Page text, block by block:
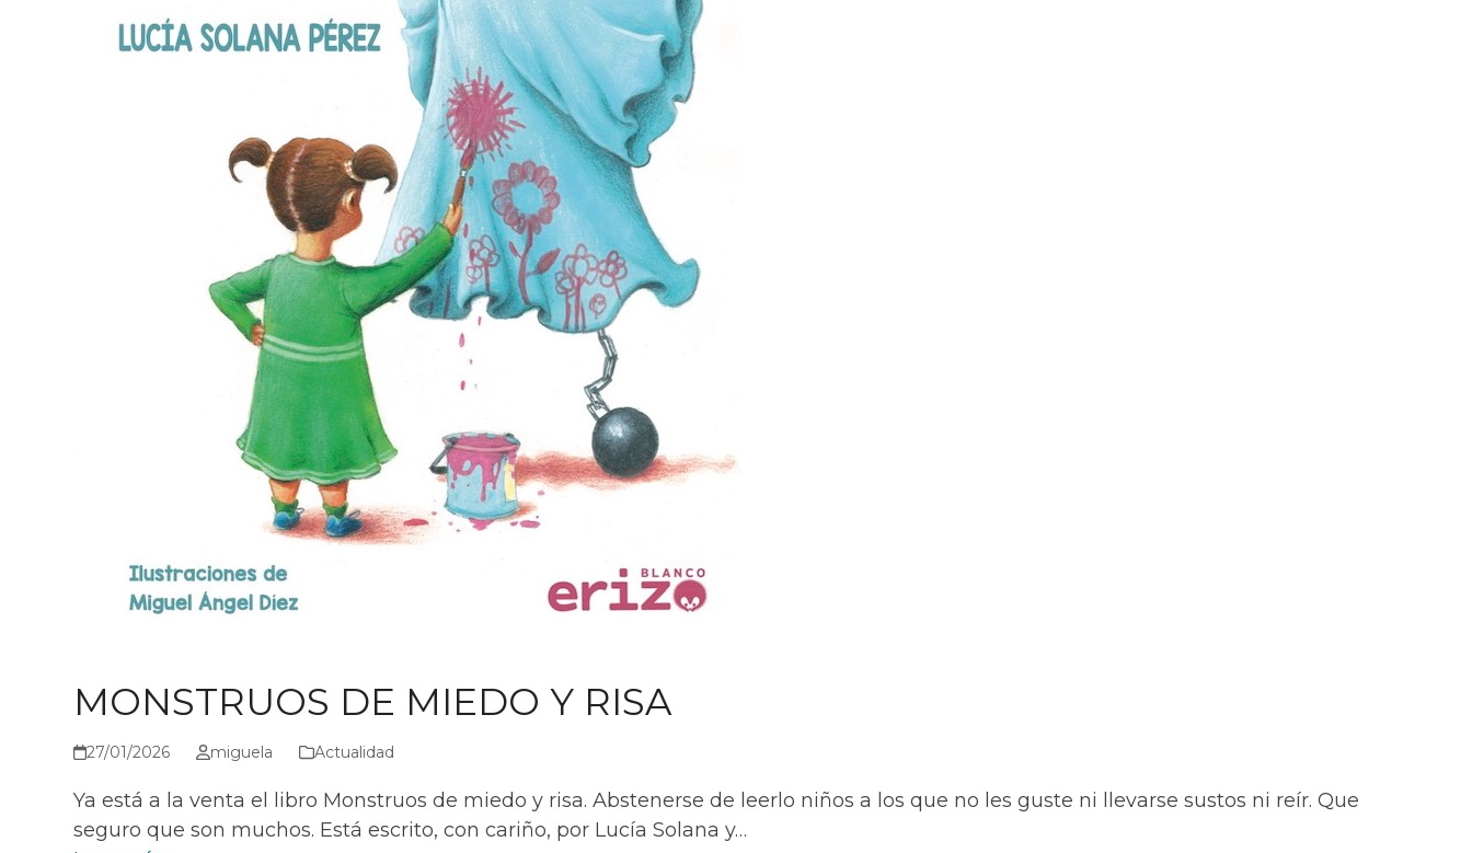
MONSTRUOS DE MIEDO Y RISA
27/01/2026 miguela Actualidad
Ya está a la venta el libro Monstruos de miedo y risa. Abstenerse de leerlo niños a los que no les guste ni llevarse sustos ni reír. Que
seguro que son muchos. Está escrito, con cariño, por Lucía Solana y…